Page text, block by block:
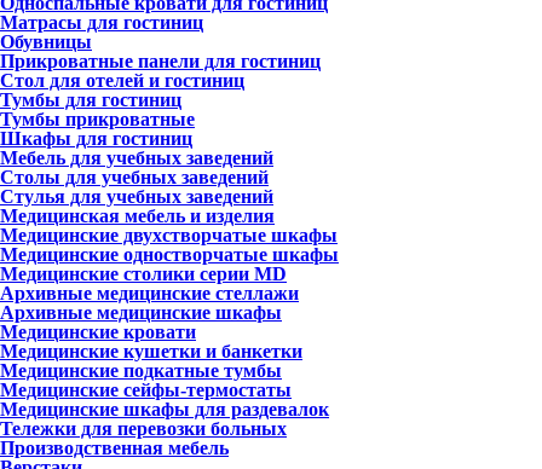
Матрасы для гостиниц
Обувницы
Прикроватные панели для гостиниц
Стол для отелей и гостиниц
Тумбы для гостиниц
Тумбы прикроватные
Шкафы для гостиниц
Мебель для учебных заведений
Столы для учебных заведений
Стулья для учебных заведений
Медицинская мебель и изделия
Медицинские двухстворчатые шкафы
Медицинские одностворчатые шкафы
Медицинские столики серии MD
Архивные медицинские стеллажи
Архивные медицинские шкафы
Медицинские кровати
Медицинские кушетки и банкетки
Медицинские подкатные тумбы
Медицинские сейфы-термостаты
Медицинские шкафы для раздевалок
Тележки для перевозки больных
Производственная мебель